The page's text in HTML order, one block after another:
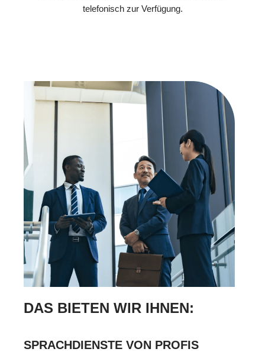
telefonisch zur Verfügung.
DAS BIETEN WIR IHNEN:
SPRACHDIENSTE VON PROFIS